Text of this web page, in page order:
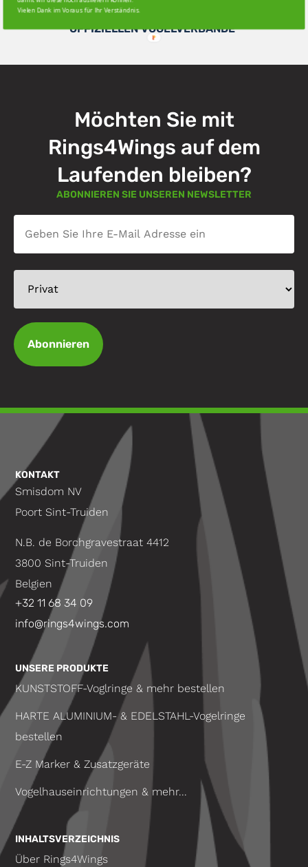
ZUGELASSENER RINGHERSTELLER DER
OFFIZIELLEN VOGELVERBÄNDE
Möchten Sie mit
Rings4Wings auf dem
Laufenden bleiben?
ABONNIEREN SIE UNSEREN NEWSLETTER
Abonnieren
UNSERE PRODUKTE
KUNSTSTOFF-Voglringe & mehr bestellen
HARTE ALUMINIUM- & EDELSTAHL-Vogelringe
bestellen
E-Z Marker & Zusatzgeräte
Vogelhauseinrichtungen & mehr...
INHALTSVERZEICHNIS
Über Rings4Wings
KONTAKT
Smisdom NV
Poort Sint-Truiden
N.B. de Borchgravestraat 4412
3800 Sint-Truiden
Belgien
+32 11 68 34 09
info@rings4wings.com
Vielen Dank im Voraus für Ihr Verständnis.